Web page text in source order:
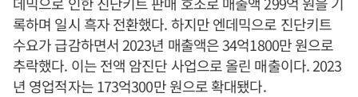
록하며 일시 흑자 전환했다. 하지만 엔데믹으로 진단키트
수요가 급감하면서 2023년 매출액은 34억1800만 원으로
추락했다. 이는 전액 암진단 사업으로 올린 매출이다. 2023
년 영업적자는 173억300만 원으로 확대됐다.